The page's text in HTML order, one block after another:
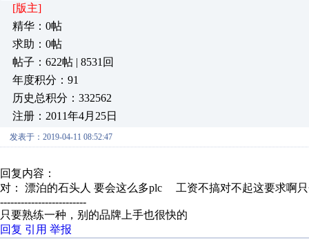
[版主]
精华：0帖
求助：0帖
帖子：622帖 | 8531回
年度积分：91
历史总积分：332562
注册：2011年4月25日
发表于：2019-04-11 08:52:47
回复内容：
对： 漂泊的石头人 要会这么多plc 工资不搞对不起这要求啊
-------------------------
只要熟练一种，别的品牌上手也很快的
回复 引用 举报